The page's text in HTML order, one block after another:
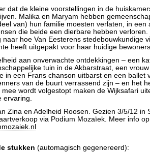
dat de kleine voorstellingen in de
Malika en Maryam hebben
van) hun familie moesten verlaten, in een
die beide een dierbare hebben verloren.
naar hoe Van Eesterens stedebouwkundige
heeft uitgepakt voor haar huidige
aan onverwachte ontdekkingen – een
tuin in de Akbarstraat, een
in een Frans chanson uitbarst en een ballet
van de buurt verrassend zijn – en het
wordt volgestopt maken de Wijksafari
ervaring.
Zina en Adelheid Roosen. Gezien 3/5/12 in
via Podium Mozaïek. Meer info op
stukken (automagisch gegenereerd):